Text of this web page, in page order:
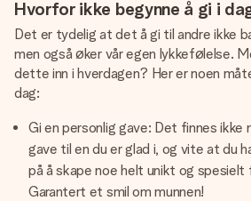
Hvorfor ikke begynne å gi i
Det er tydelig at det å gi til andre ikke
men også øker vår egen lykkefølelse.
dette inn i hverdagen? Her er noen
dag:
Gi en personlig gave: Det finnes ikke
gave til en du er glad i, og vite at du
på å skape noe helt unikt og spesielt
Garantert et smil om munnen!